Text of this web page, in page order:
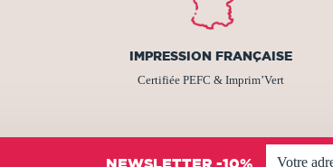
IMPRESSION FRANÇAISE
Certifiée PEFC & Imprim’Vert
NEWSLETTER -10%